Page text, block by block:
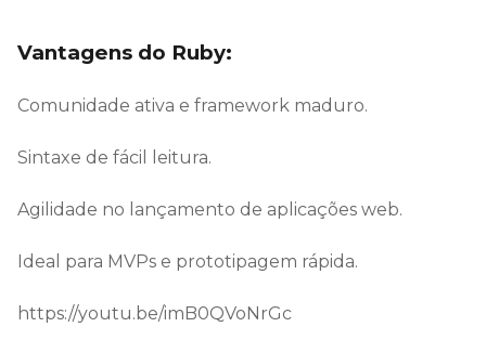
Vantagens do Ruby:
Comunidade ativa e framework maduro.
Sintaxe de fácil leitura.
Agilidade no lançamento de aplicações web.
Ideal para MVPs e prototipagem rápida.
https://youtu.be/imB0QVoNrGc